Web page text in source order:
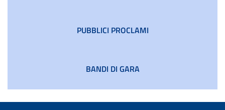
PUBBLICI PROCLAMI
BANDI DI GARA